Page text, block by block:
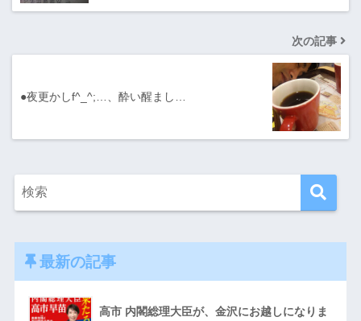
次の記事
●夜更かしf^_^;…、酔い醒まし…
最新の記事
高市 内閣総理大臣が、金沢にお越しになりま